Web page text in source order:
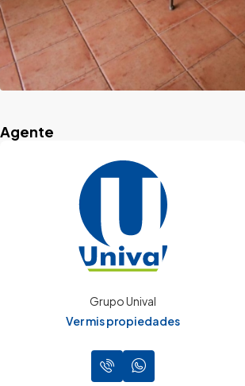
Agente
Grupo Unival
Ver mis propiedades